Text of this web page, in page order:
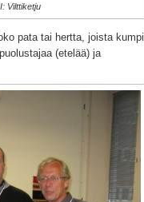
Vilttiketju
pata tai hertta, joista kumpi
(etelää) ja